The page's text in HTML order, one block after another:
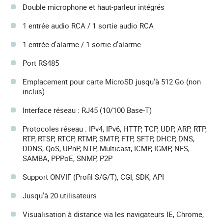
Double microphone et haut-parleur intégrés
1 entrée audio RCA / 1 sortie audio RCA
1 entrée d'alarme / 1 sortie d'alarme
Port RS485
Emplacement pour carte MicroSD jusqu'à 512 Go (non
inclus)
Interface réseau : RJ45 (10/100 Base-T)
Protocoles réseau : IPv4, IPv6, HTTP, TCP, UDP, ARP, RTP,
RTP, RTSP, RTCP, RTMP, SMTP, FTP, SFTP, DHCP, DNS,
DDNS, QoS, UPnP, NTP, Multicast, ICMP, IGMP, NFS,
SAMBA, PPPoE, SNMP, P2P
Support ONVIF (Profil S/G/T), CGI, SDK, API
Jusqu'à 20 utilisateurs
Visualisation à distance via les navigateurs IE, Chrome,